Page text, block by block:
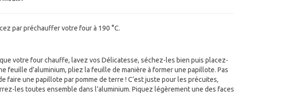
par préchauffer votre four à 190 °C.
votre four chauffe, lavez vos Délicatesse, séchez-les bien puis placez-
feuille d’aluminium, pliez la feuille de manière à former une papillote. Pas
faire une papillote par pomme de terre ! C’est juste pour les précuites,
les toutes ensemble dans l’aluminium. Piquez légèrement une des faces